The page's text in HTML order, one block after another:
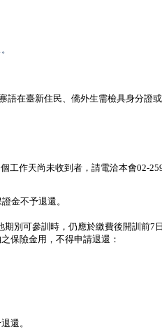
。
在臺新住民、僑外生需檢具身分證或
個工作天尚未收到者，請電洽本會02-
證金不予退還。
期別可參訓時，仍應於繳費後開訓前7
保險金用，不得申請退還：
還。